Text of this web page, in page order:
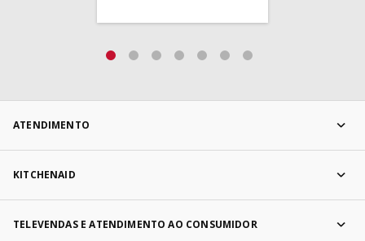
ATENDIMENTO
KITCHENAID
TELEVENDAS E ATENDIMENTO AO CONSUMIDOR